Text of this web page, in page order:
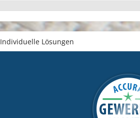
Individuelle Lösungen